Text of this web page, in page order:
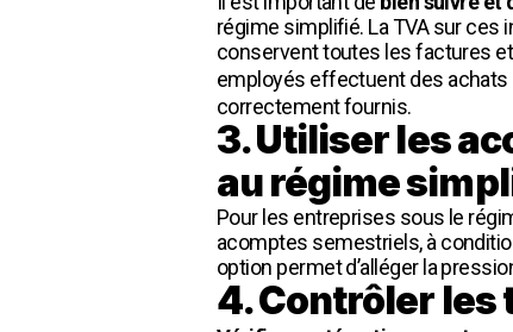
régime simplifié. La TVA sur
conservent toutes les factures
employés effectuent des achats
correctement fournis.
3. Utiliser les
au régime
Pour les entreprises sous le
acomptes semestriels, à
option permet d’alléger la
4. Contrôler les